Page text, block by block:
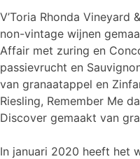
V’Toria Rhonda Vineyard
non-vintage wijnen
Affair met zuring en
passievrucht en
van granaatappel en
Riesling, Remember Me
Discover gemaakt van
In januari 2020 heeft het